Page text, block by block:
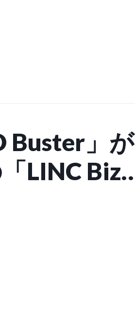
Buster」が
LINC Biz
携開始 ～